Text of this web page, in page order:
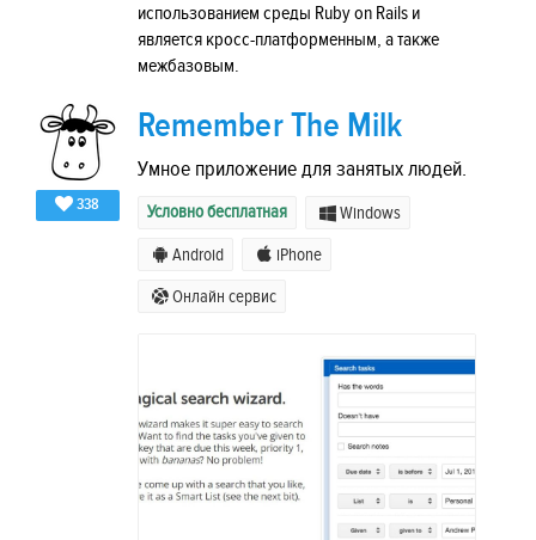
использованием среды Ruby on Rails и
является кросс-платформенным, а также
межбазовым.
338
Remember The Milk
Умное приложение для занятых людей.
Условно бесплатная Windows
Android iPhone
Онлайн сервис